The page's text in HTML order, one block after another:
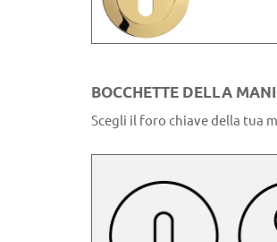
BOCCHETTE DELLA
Scegli il foro chiave della tua